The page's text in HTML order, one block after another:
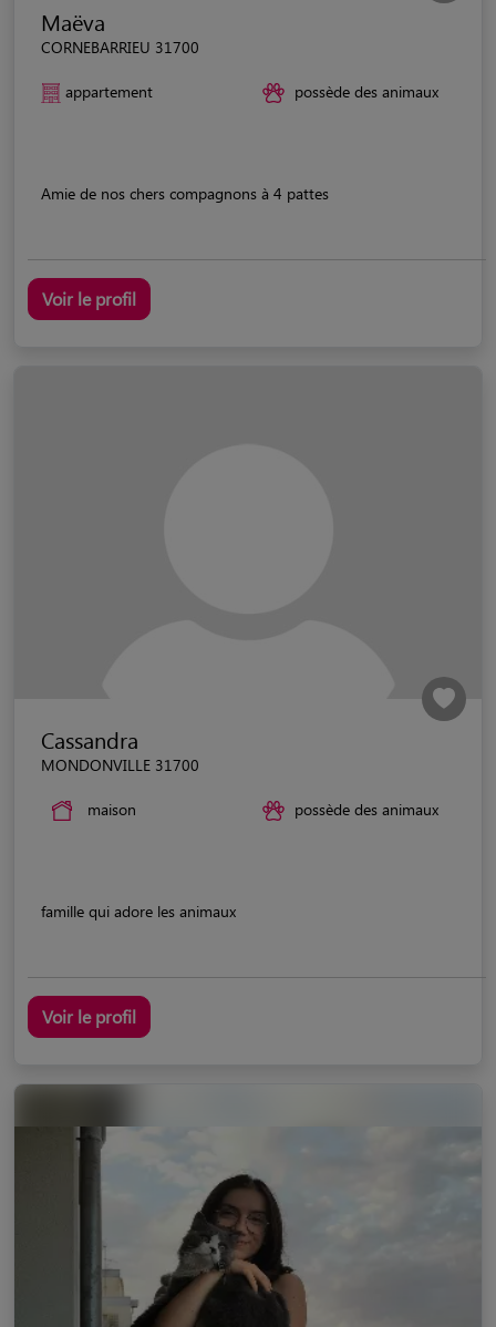
Maëva
CORNEBARRIEU 31700
appartement possède des animaux
Amie de nos chers compagnons à 4 pattes
Voir le profil
Cassandra
MONDONVILLE 31700
maison possède des animaux
famille qui adore les animaux
Voir le profil